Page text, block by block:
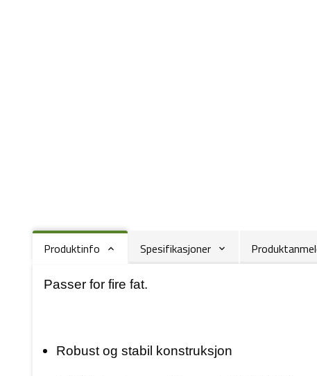
Produktinfo Spesifikasjoner
Passer for fire fat.
Robust og stabil konstruksjon